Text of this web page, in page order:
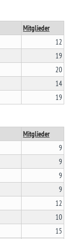
Mitglieder
12
19
20
14
19
Mitglieder
9
9
9
9
12
10
15